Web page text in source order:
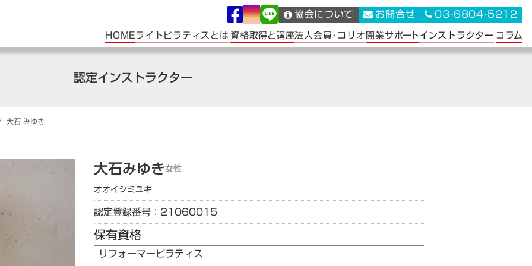
認定インストラクター
大石みゆき
大石みゆき女性
オオイシミユキ
認定登録番号：21060015
保有資格
リフォーマーピラティス
協会について お問合せ 03-6804-5212
HOMEライトピラティスとは資格取得と講座法人会員･コリオ開業サポートインストラクター コラム